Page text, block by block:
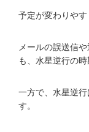
予定が変わりやす
メールの誤送信
も、水星逆行の時
一方で、水星逆
す。